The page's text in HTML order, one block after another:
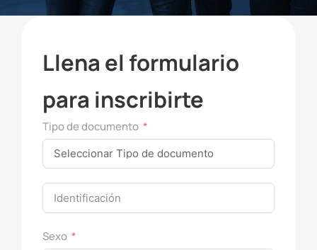
Llena el formulario
para inscribirte
Tipo de documento
Sexo